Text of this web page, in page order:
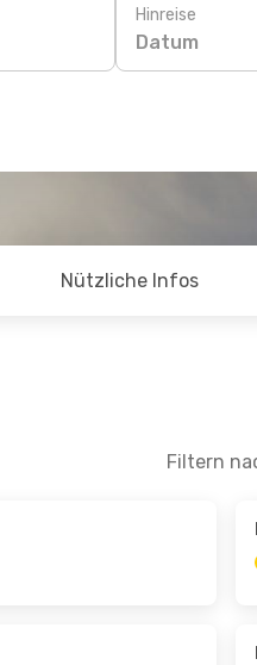
Hinreise
Datum
Nützliche Infos
Filtern
-